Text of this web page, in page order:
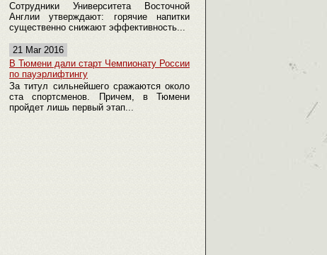
Сотрудники Университета Восточной
Англии утверждают: горячие напитки
существенно снижают эффективность...
21 Mar 2016
В Тюмени дали старт Чемпионату России
по пауэрлифтингу
За титул сильнейшего сражаются около
ста спортсменов. Причем, в Тюмени
пройдет лишь первый этап...